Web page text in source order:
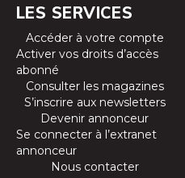
LES SERVICES
Accéder à votre compte
Activer vos droits d’accès
abonné
Consulter les magazines
S’inscrire aux newsletters
Devenir annonceur
Se connecter à l’extranet
annonceur
Nous contacter